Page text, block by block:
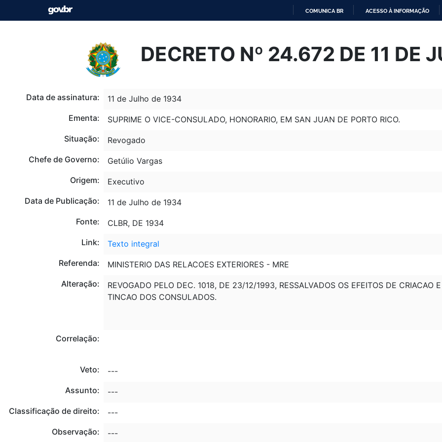
O
CONTEÚDO
COMUNICA BR ACESSO À INFORMAÇÃO
DECRETO Nº 24.672 DE 11 DE
Data de assinatura:
11 de Julho de 1934
Ementa:
SUPRIME O VICE-CONSULADO, HONORARIO, EM SAN JUAN DE PORTO RICO.
Situação:
Revogado
Chefe de Governo:
Getúlio Vargas
Origem:
Executivo
Data de Publicação:
11 de Julho de 1934
Fonte:
CLBR, DE 1934
Link:
Texto integral
Referenda:
MINISTERIO DAS RELACOES EXTERIORES - MRE
Alteração:
REVOGADO PELO DEC. 1018, DE 23/12/1993, RESSALVADOS OS EFEITOS DE CRIACAO
TINCAO DOS CONSULADOS.
Correlação:
Veto:
---
Assunto:
---
Classificação de direito:
---
Observação:
---